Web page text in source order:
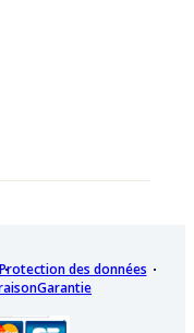
Protection des données
Garantie